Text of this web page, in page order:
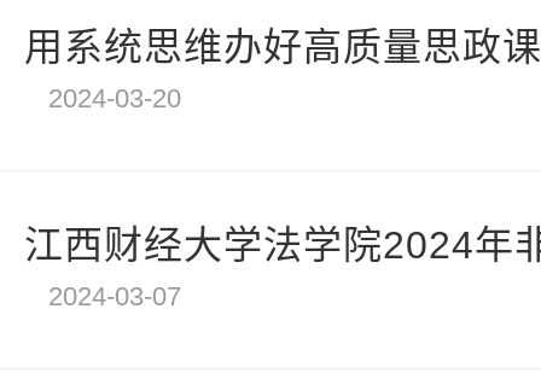
用系统思维办好高质量思政课
2024-03-20
江西财经大学法学院2024年
2024-03-07